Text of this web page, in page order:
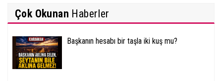
Çok Okunan Haberler
Başkanın hesabı bir taşla iki kuş mu?